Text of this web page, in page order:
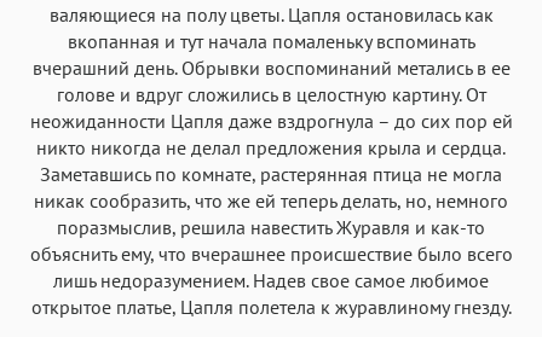
валяющиеся на полу цветы. Цапля остановилась как
вкопанная и тут начала помаленьку вспоминать
вчерашний день. Обрывки воспоминаний метались в ее
голове и вдруг сложились в целостную картину. От
неожиданности Цапля даже вздрогнула – до сих пор ей
никто никогда не делал предложения крыла и сердца.
Заметавшись по комнате, растерянная птица не могла
никак сообразить, что же ей теперь делать, но, немного
поразмыслив, решила навестить Журавля и как-то
объяснить ему, что вчерашнее происшествие было всего
лишь недоразумением. Надев свое самое любимое
открытое платье, Цапля полетела к журавлиному гнезду.